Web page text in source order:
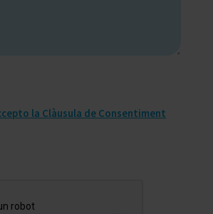
la Clàusula de Consentiment